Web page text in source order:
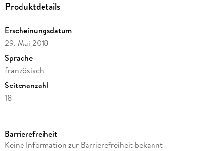
Produktdetails
Erscheinungsdatum
29. Mai 2018
Sprache
französisch
Seitenanzahl
18
Autor/Autorin
Barrierefreiheit
Keine Information zur Barrierefreiheit bekannt